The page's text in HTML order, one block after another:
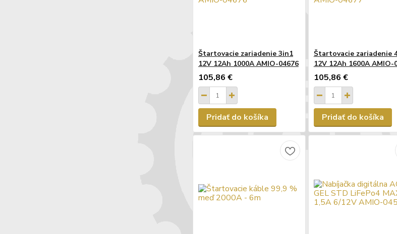
Štartovacie zariadenie 3in1
12V 12Ah 1000A AMIO-04676
105,86 €
Pridať do košíka
Štartovacie zariadenie
12V 12Ah 1600A AMIO-
105,86 €
Pridať do košíka